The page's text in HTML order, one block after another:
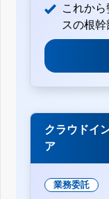
これか
スの根幹
クラウドイ
ア
業務委託